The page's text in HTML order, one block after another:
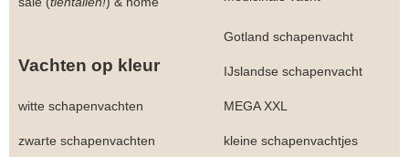
Gotland schapenvacht
Vachten op kleur IJslandse schapenvacht
witte schapenvachten MEGA XXL
zwarte schapenvachten kleine schapenvachtjes